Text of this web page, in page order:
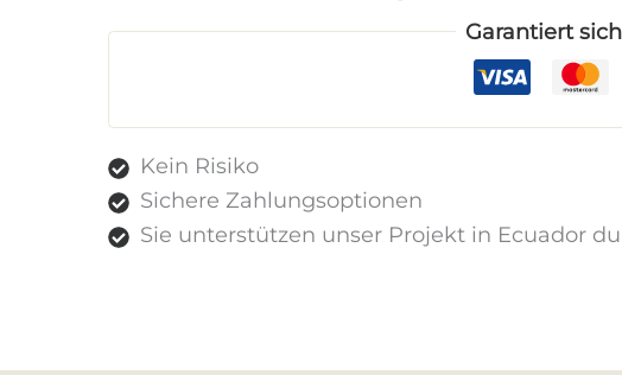
Garantiert
Kein Risiko
Sichere Zahlungsoptionen
Sie unterstützen unser Projekt in Ecuador